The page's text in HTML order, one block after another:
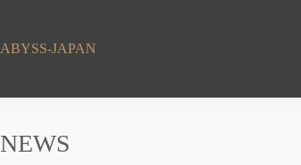
テ
へ
キ
ッ
ABYSS-JAPAN
NEWS